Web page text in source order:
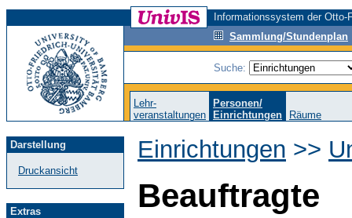
Informationssystem der
Sammlung/Stundenplan
Suche:
Lehr-
veranstaltungen
Personen/
Einrichtungen
Räume
Darstellung
Druckansicht
Extras
Einrichtungen >>
Beauftragte